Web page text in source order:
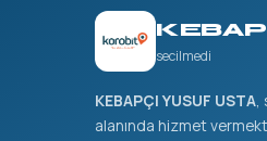
secilmedi
KEBAPÇI YUSUF USTA
alanında hizmet